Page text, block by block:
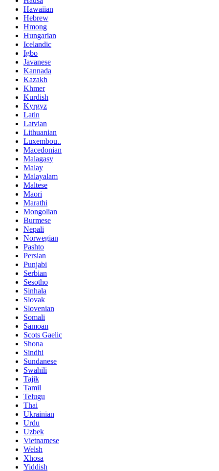
Hawaiian
Hebrew
Hmong
Hungarian
Icelandic
Igbo
Javanese
Kannada
Kazakh
Khmer
Kurdish
Kyrgyz
Latin
Latvian
Lithuanian
Luxembou..
Macedonian
Malagasy
Malay
Malayalam
Maltese
Maori
Marathi
Mongolian
Burmese
Nepali
Norwegian
Pashto
Persian
Punjabi
Serbian
Sesotho
Sinhala
Slovak
Slovenian
Somali
Samoan
Scots Gaelic
Shona
Sindhi
Sundanese
Swahili
Tajik
Tamil
Telugu
Thai
Ukrainian
Urdu
Uzbek
Vietnamese
Welsh
Xhosa
Yiddish